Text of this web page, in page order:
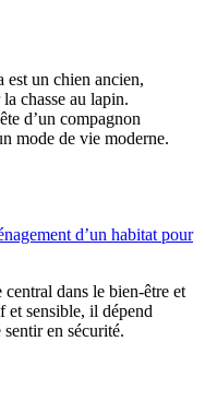
un chien ancien,
chasse au lapin.
d’un compagnon
mode de vie moderne.
d’un habitat pour
central dans le bien-être et
sensible, il dépend
en sécurité.